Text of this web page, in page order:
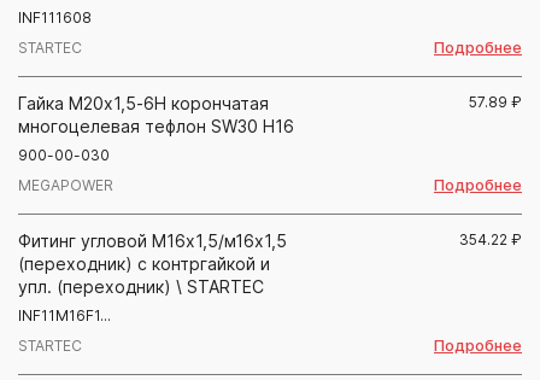
INF111608
STARTEC
Подробнее
Гайка М20х1,5-6Н корончатая
многоцелевая тефлон SW30 H16
900-00-030
MEGAPOWER
57.89 ₽
Подробнее
Фитинг угловой М16х1,5/м16х1,5
(переходник) с контргайкой и
упл. (переходник) \ STARTEC
INF11M16F1...
STARTEC
354.22 ₽
Подробнее